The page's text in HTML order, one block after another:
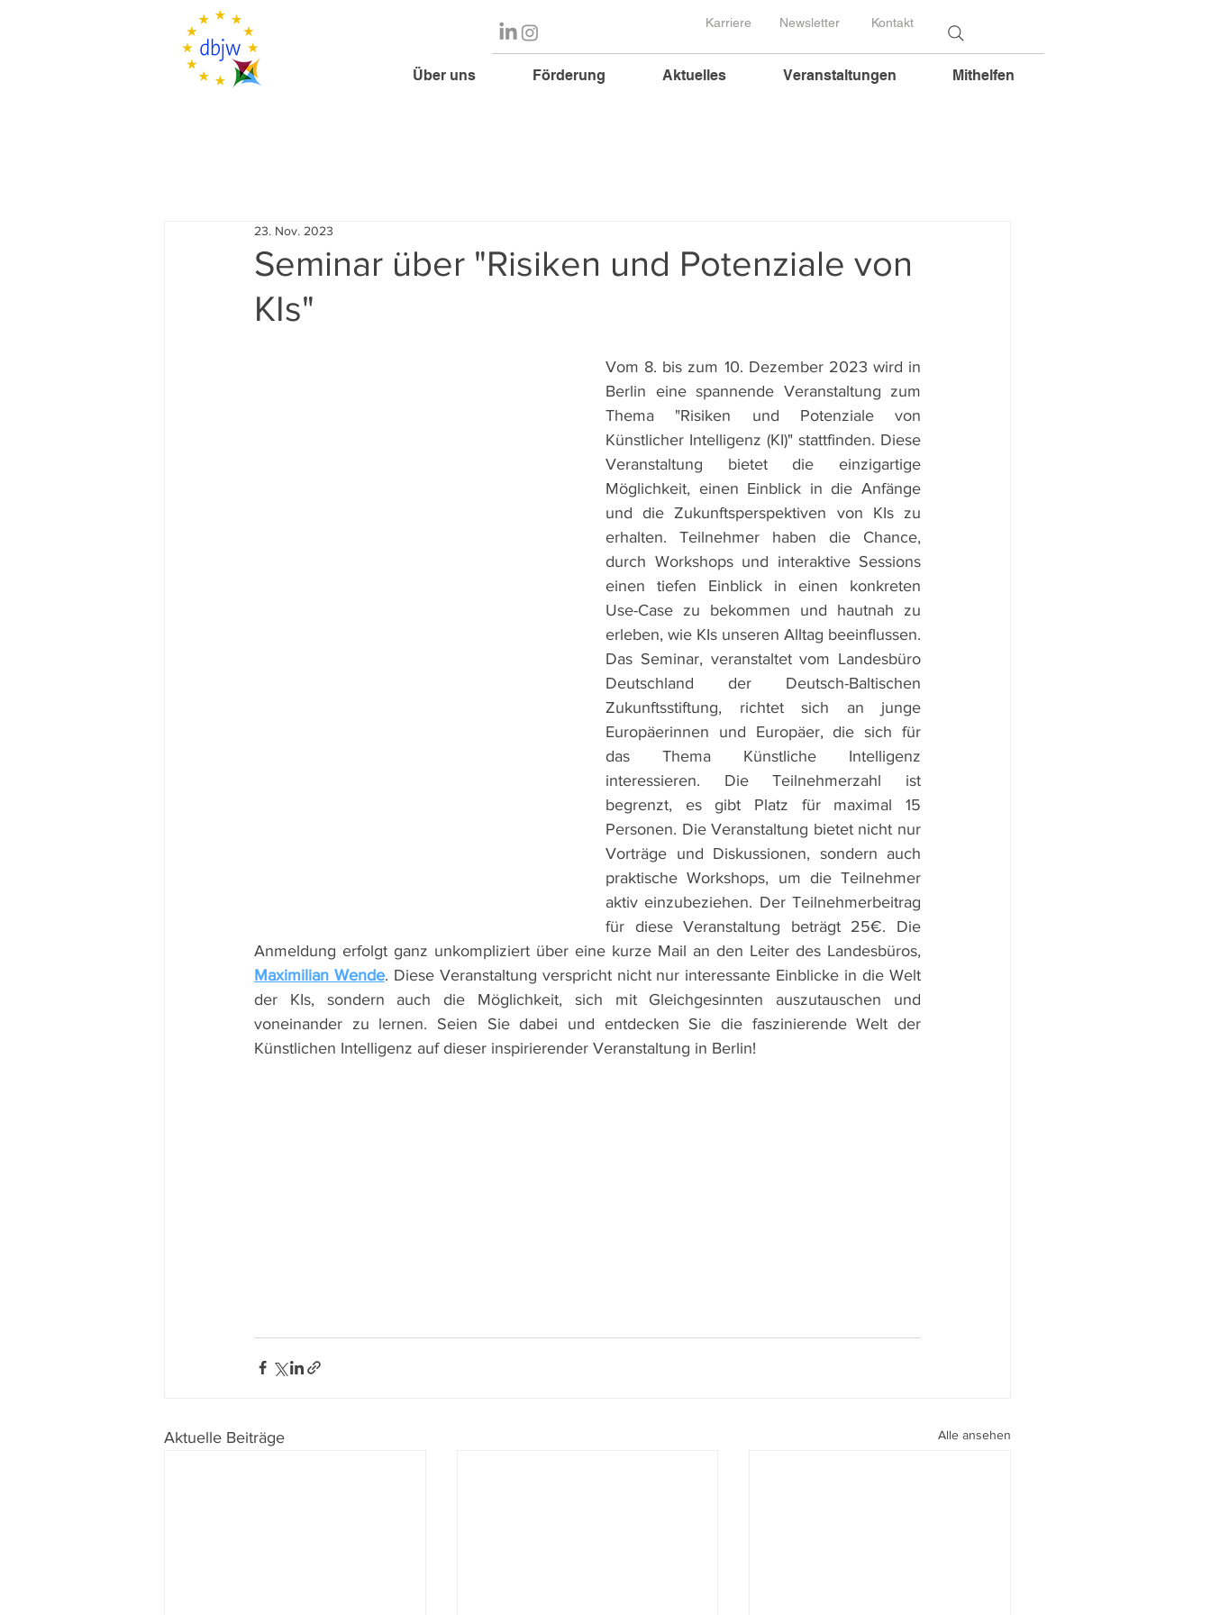
Karriere Newsletter Kontakt
Über uns Förderung Aktuelles Veranstaltungen Mithelfen
Seminar über "Risiken und Potenziale von
KIs"
23. Nov. 2023
Vom 8. bis zum 10. Dezember 2023 wird in
Berlin eine spannende Veranstaltung zum
Thema "Risiken und Potenziale von
Künstlicher Intelligenz (KI)" stattfinden. Diese
Veranstaltung bietet die einzigartige
Möglichkeit, einen Einblick in die Anfänge
und die Zukunftsperspektiven von KIs zu
erhalten. Teilnehmer haben die Chance,
durch Workshops und interaktive Sessions
einen tiefen Einblick in einen konkreten
Use-Case zu bekommen und hautnah zu
erleben, wie KIs unseren Alltag beeinflussen.
Das Seminar, veranstaltet vom Landesbüro
Deutschland der Deutsch-Baltischen
Zukunftsstiftung, richtet sich an junge
Europäerinnen und Europäer, die sich für
das Thema Künstliche Intelligenz
interessieren. Die Teilnehmerzahl ist
begrenzt, es gibt Platz für maximal 15
Personen. Die Veranstaltung bietet nicht nur
Vorträge und Diskussionen, sondern auch
praktische Workshops, um die Teilnehmer
aktiv einzubeziehen. Der Teilnehmerbeitrag
für diese Veranstaltung beträgt 25€. Die
Maximilian Wende. Diese Veranstaltung verspricht nicht nur interessante Einblicke in die Welt
der KIs, sondern auch die Möglichkeit, sich mit Gleichgesinnten auszutauschen und
voneinander zu lernen. Seien Sie dabei und entdecken Sie die faszinierende Welt der
Künstlichen Intelligenz auf dieser inspirierender Veranstaltung in Berlin!
Aktuelle Beiträge Alle ansehen